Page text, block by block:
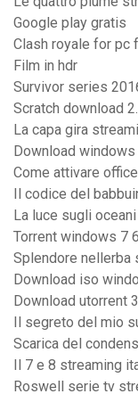
Google play gratis
Clash royale for pc
Film in hdr
Survivor series
Scratch download
La capa gira
Download
Come attivare
Il codice del
La luce sugli
Torrent windows 7
Splendore nellerba
Download iso
Download utorrent
Il segreto del mio
Scarica del
Il 7 e 8 streaming
Roswell serie tv